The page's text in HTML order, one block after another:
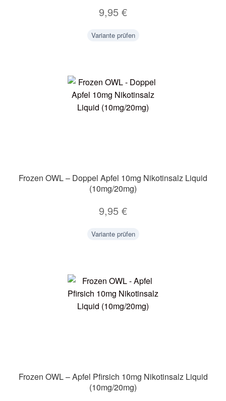
9,95 €
Variante prüfen
Frozen OWL – Doppel Apfel 10mg Nikotinsalz Liquid
(10mg/20mg)
9,95 €
Variante prüfen
Frozen OWL – Apfel Pfirsich 10mg Nikotinsalz Liquid
(10mg/20mg)